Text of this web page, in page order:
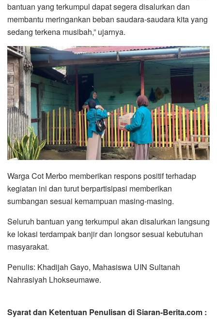
bantuan yang terkumpul dapat segera disalurkan dan
membantu meringankan beban saudara-saudara kita yang
sedang terkena musibah,” ujarnya.
Warga Cot Merbo memberikan respons positif terhadap
kegiatan ini dan turut berpartisipasi memberikan
sumbangan sesuai kemampuan masing-masing.
Seluruh bantuan yang terkumpul akan disalurkan langsung
ke lokasi terdampak banjir dan longsor sesuai kebutuhan
masyarakat.
Penulis: Khadijah Gayo, Mahasiswa UIN Sultanah
Nahrasiyah Lhokseumawe.
Syarat dan Ketentuan Penulisan di Siaran-Berita.com :